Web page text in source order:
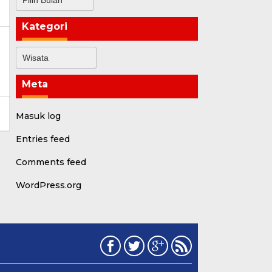
Kategori
Meta
Masuk log
Entries feed
Comments feed
WordPress.org